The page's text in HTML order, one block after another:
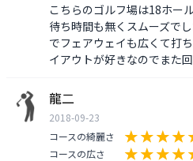
こちらのゴルフ場は18ホー
待ち時間も無くスムーズで
でフェアウェイも広くて打
イアウトが好きなのでまた回
龍二
2018-09-23
コースの綺麗さ
コースの広さ